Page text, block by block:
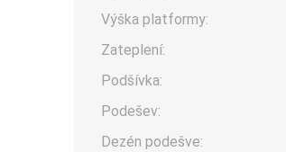
Výška platformy:
Zateplení:
Podšívka:
Podešev:
Dezén podešve: